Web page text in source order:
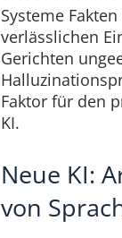
Systeme
verlässlichen
Gerichten
Faktor für den
KI.
Neue KI:
von